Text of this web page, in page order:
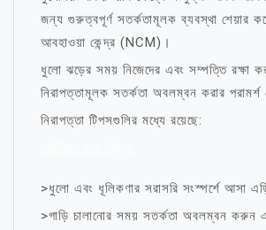
জন্য গুরুত্বপূর্ণ সতর্কতামূলক ব্যবস্থা শেয়ার
আবহাওয়া কেন্দ্র (NCM)।
ধুলো ঝড়ের সময় নিজেদের এবং সম্পত্তি রক্ষা
নিরাপত্তামূলক সতর্কতা অবলম্বন করার পরামর্শ
নিরাপত্তা টিপসগুলির মধ্যে রয়েছে:
>ধুলো এবং ধূলিকণার সরাসরি সংস্পর্শে আসা
>গাড়ি চালানোর সময় সতর্কতা অবলম্বন করুন